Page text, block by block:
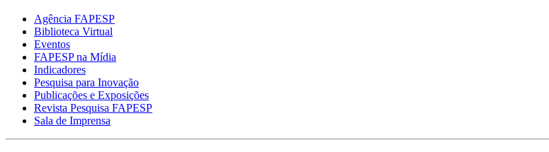
Agência FAPESP
Biblioteca Virtual
Eventos
FAPESP na Mídia
Indicadores
Pesquisa para Inovação
Publicações e Exposições
Revista Pesquisa FAPESP
Sala de Imprensa